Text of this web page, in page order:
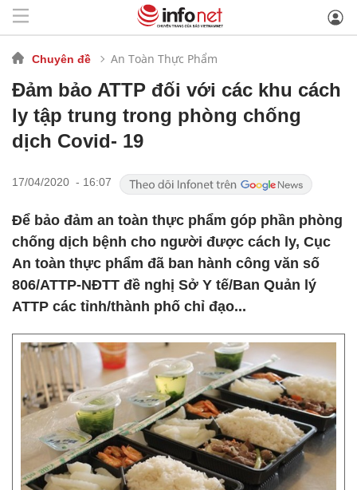
Chuyên đề An Toàn Thực Phẩm
Đảm bảo ATTP đối với các khu cách
ly tập trung trong phòng chống
dịch Covid- 19
17/04/2020 - 16:07
Để bảo đảm an toàn thực phẩm góp phần phòng
chống dịch bệnh cho người được cách ly, Cục
An toàn thực phẩm đã ban hành công văn số
806/ATTP-NĐTT đề nghị Sở Y tế/Ban Quản lý
ATTP các tỉnh/thành phố chỉ đạo...